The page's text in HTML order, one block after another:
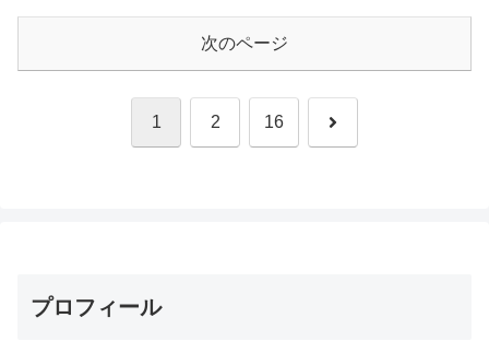
次のページ
1 2 16 次
プロフィール